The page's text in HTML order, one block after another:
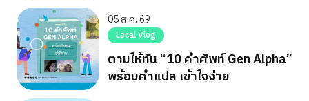
05 ส.ค. 69
Local Vlog
ตามให้ทัน “10 คำศัพท์ Gen Alpha”
พร้อมคำแปล เข้าใจง่าย